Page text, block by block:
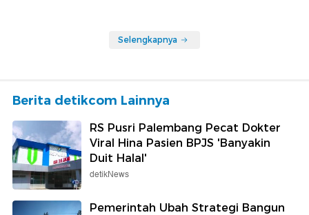
Selengkapnya
Berita detikcom Lainnya
RS Pusri Palembang Pecat Dokter
Viral Hina Pasien BPJS 'Banyakin
Duit Halal'
detikNews
Pemerintah Ubah Strategi Bangun